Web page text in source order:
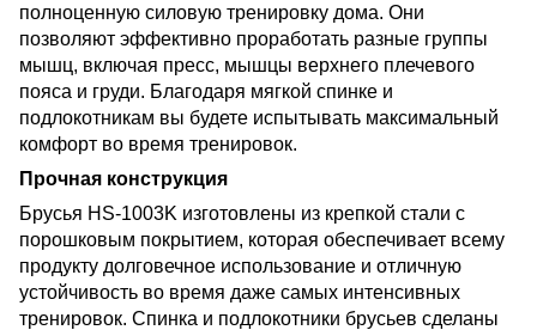
полноценную силовую тренировку дома. Они
позволяют эффективно проработать разные группы
мышц, включая пресс, мышцы верхнего плечевого
пояса и груди. Благодаря мягкой спинке и
подлокотникам вы будете испытывать максимальный
комфорт во время тренировок.
Прочная конструкция
Брусья HS-1003K изготовлены из крепкой стали с
порошковым покрытием, которая обеспечивает всему
продукту долговечное использование и отличную
устойчивость во время даже самых интенсивных
тренировок. Спинка и подлокотники брусьев сделаны